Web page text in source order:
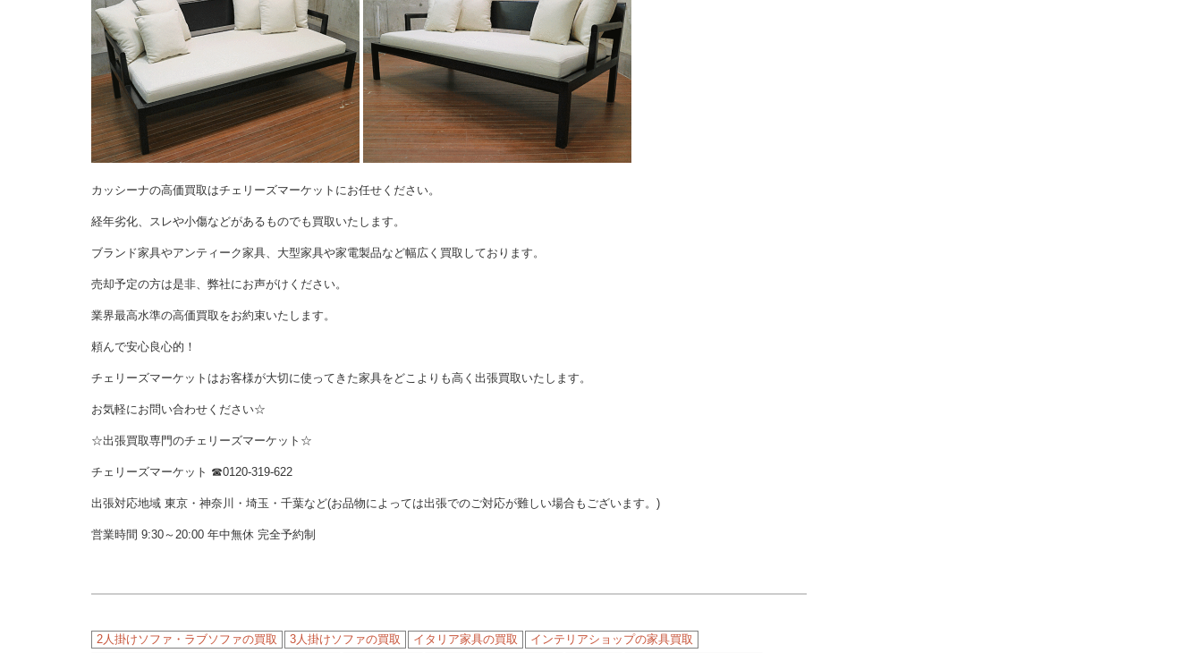
カッシーナの高価買取はチェリーズマーケットにお任せください。
経年劣化、スレや小傷などがあるものでも買取いたします。
ブランド家具やアンティーク家具、大型家具や家電製品など幅広く買取しております。
売却予定の方は是非、弊社にお声がけください。
業界最高水準の高価買取をお約束いたします。
頼んで安心良心的！
チェリーズマーケットはお客様が大切に使ってきた家具をどこよりも高く出張買取いたします。
お気軽にお問い合わせください☆
☆出張買取専門のチェリーズマーケット☆
チェリーズマーケット ☎︎0120-319-622
出張対応地域 東京・神奈川・埼玉・千葉など(お品物によっては出張でのご対応が難しい場合もございます。)
営業時間 9:30～20:00 年中無休 完全予約制
2人掛けソファ・ラブソファの買取 3人掛けソファの買取 イタリア家具の買取
インテリアショップの家具買取